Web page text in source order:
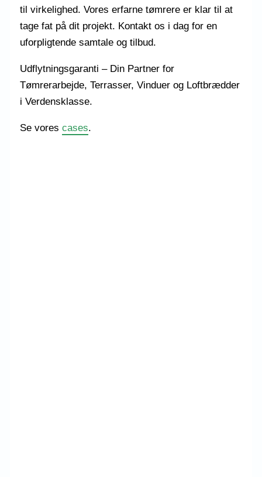
til virkelighed. Vores erfarne tømrere er klar til at
tage fat på dit projekt. Kontakt os i dag for en
uforpligtende samtale og tilbud.
Udflytningsgaranti – Din Partner for
Tømrerarbejde, Terrasser, Vinduer og Loftbrædder
i Verdensklasse.
Se vorescases.